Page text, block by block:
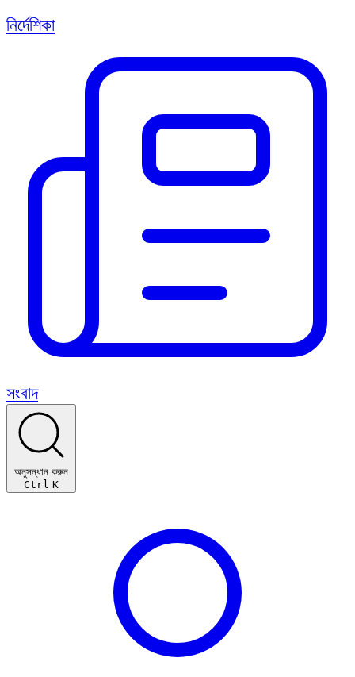
নির্দেশিকা
সংবাদ
অনুসন্ধান করুন
Ctrl K